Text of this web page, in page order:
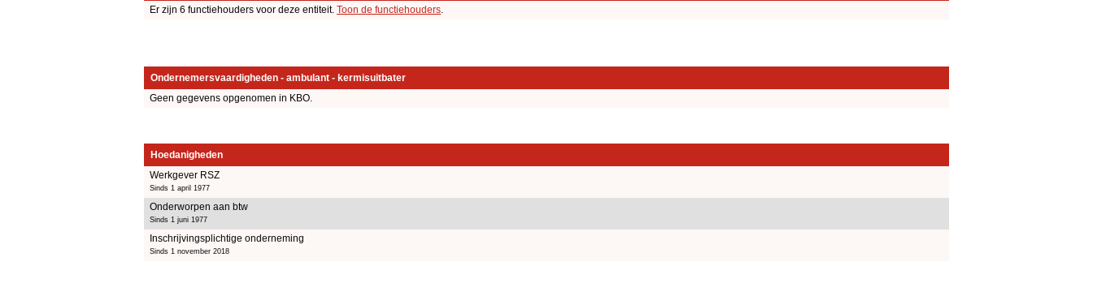
Er zijn 6 functiehouders voor deze entiteit. Toon de functiehouders.
Ondernemersvaardigheden - ambulant - kermisuitbater
Geen gegevens opgenomen in KBO.
Hoedanigheden
Werkgever RSZ
Sinds 1 april 1977
Onderworpen aan btw
Sinds 1 juni 1977
Inschrijvingsplichtige onderneming
Sinds 1 november 2018